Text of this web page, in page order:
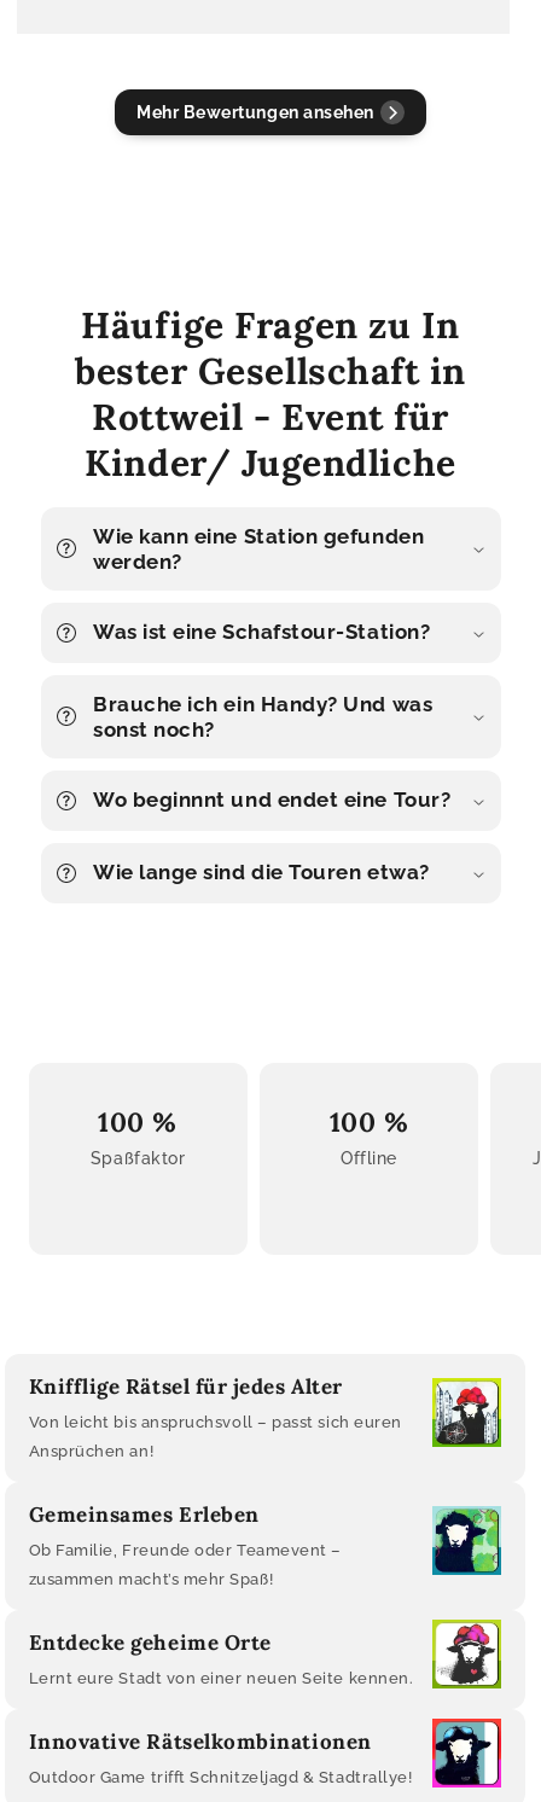
Mehr Bewertungen ansehen
Häufige Fragen zu In
bester Gesellschaft in
Rottweil - Event für
Kinder/ Jugendliche
Wie kann eine Station gefunden
werden?
Was ist eine Schafstour-Station?
Brauche ich ein Handy? Und was
sonst noch?
Wo beginnnt und endet eine Tour?
Wie lange sind die Touren etwa?
100 %
Spaßfaktor
100 %
Offline
Knifflige Rätsel für jedes Alter
Von leicht bis anspruchsvoll – passt sich euren
Ansprüchen an!
Gemeinsames Erleben
Ob Familie, Freunde oder Teamevent –
zusammen macht’s mehr Spaß!
Entdecke geheime Orte
Lernt eure Stadt von einer neuen Seite kennen.
Innovative Rätselkombinationen
Outdoor Game trifft Schnitzeljagd & Stadtrallye!